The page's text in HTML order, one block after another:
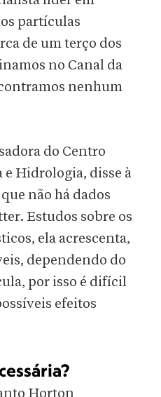
partículas
de um terço dos
no Canal da
nenhum
do Centro
Hidrologia, disse à
não há dados
Estudos sobre os
ela acrescenta,
dependendo do
por isso é difícil
efeitos
Horton